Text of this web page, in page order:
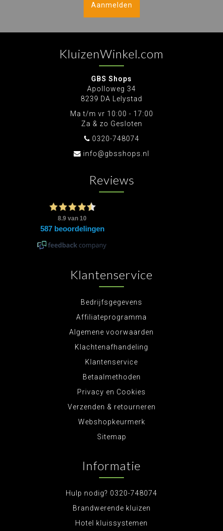
Aanmelden
KluizenWinkel.com
GBS Shops
Apolloweg 34
8239 DA Lelystad
Ma t/m vr 10:00 - 17:00
Za & zo Gesloten
0320-748074
info@gbsshops.nl
Reviews
Klantenservice
Bedrijfsgegevens
Affiliateprogramma
Algemene voorwaarden
Klachtenafhandeling
Klantenservice
Betaalmethoden
Privacy en Cookies
Verzenden & retourneren
Webshopkeurmerk
Sitemap
Informatie
Hulp nodig? 0320-748074
Brandwerende kluizen
Hotel kluissystemen